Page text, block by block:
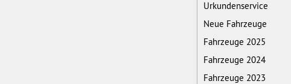
Urkundenservice
Neue Fahrzeuge
Fahrzeuge 2025
Fahrzeuge 2024
Fahrzeuge 2023